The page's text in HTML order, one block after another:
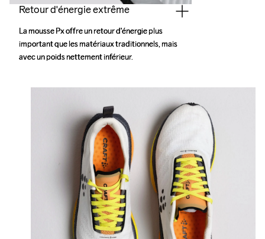
Retour d'énergie extrême
La mousse Px offre un retour d'énergie plus
important que les matériaux traditionnels, mais
avec un poids nettement inférieur.
La mousse Px offre un retour d'énergie plus
important que les matériaux traditionnels, mais
avec un poids nettement inférieur.